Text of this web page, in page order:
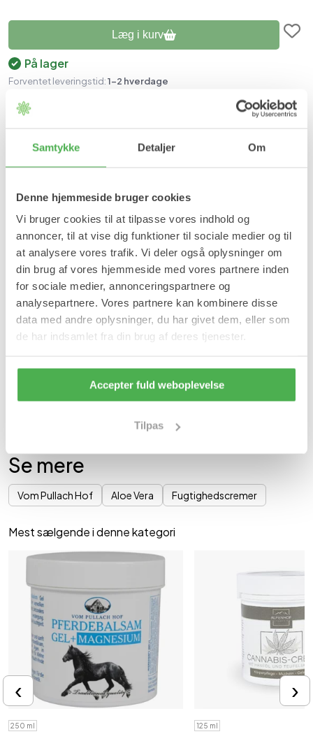
Samtykke Detaljer Om
Denne hjemmeside bruger cookies
Vi bruger cookies til at tilpasse vores indhold og
annoncer, til at vise dig funktioner til sociale medier og til
at analysere vores trafik. Vi deler også oplysninger om
din brug af vores hjemmeside med vores partnere inden
for sociale medier, annonceringspartnere og
analysepartnere. Vores partnere kan kombinere disse
data med andre oplysninger, du har givet dem, eller som
de har indsamlet fra din brug af deres tjenester.
Accepter fuld weboplevelse
Tilpas
Læg i kurv
På lager
Forventet leveringstid:1-2 hverdage
Produktinformation
fugter og beskytter følsom og irriteret hud. Cremen
Efterlader huden blød og smidig.
Fugter, plejer og beskytter irriteret hud.
Dermatologisk testet.
Nærer huden og efterlader den frisk og velplejet.
Velegnet til sart hud.
Beriget med rosmarinolie.
Anvendelse
Anvendes efter behov. Bør opbevares utilgængeligt for børn.
250 ml aloe-vera-creme.
Varenummer: 1744- 1667|SKU:HUD101
Se mere
Vom Pullach Hof Aloe Vera Fugtighedscremer
Mest sælgende i denne kategori
250 ml 125 ml
‹ ›